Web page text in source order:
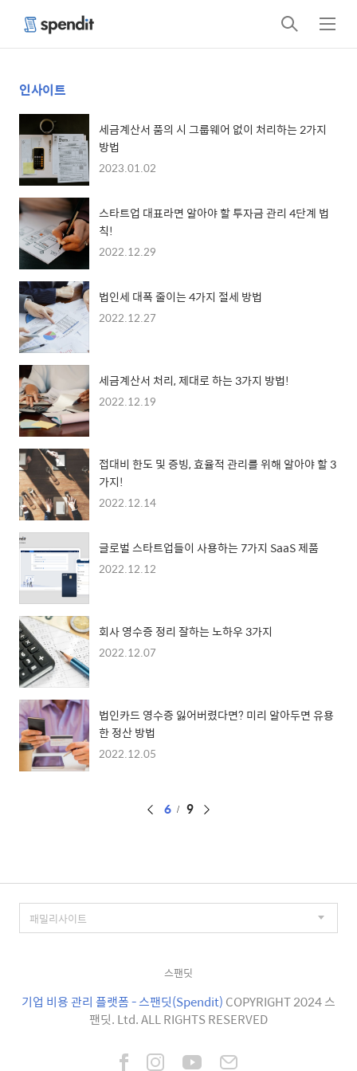
검
색
메
뉴
인사이트
세금계산서 품의 시 그룹웨어 없이 처리하는 2가지
방법
2023.01.02
스타트업 대표라면 알아야 할 투자금 관리 4단계 법
칙!
2022.12.29
법인세 대폭 줄이는 4가지 절세 방법
2022.12.27
세금계산서 처리, 제대로 하는 3가지 방법!
2022.12.19
접대비 한도 및 증빙, 효율적 관리를 위해 알아야 할 3
가지!
2022.12.14
글로벌 스타트업들이 사용하는 7가지 SaaS 제품
2022.12.12
회사 영수증 정리 잘하는 노하우 3가지
2022.12.07
법인카드 영수증 잃어버렸다면? 미리 알아두면 유용
한 정산 방법
2022.12.05
페
6 9
스팬딧
기업 비용 관리 플랫폼 - 스팬딧(Spendit) COPYRIGHT 2024 스
팬딧. Ltd. ALL RIGHTS RESERVED